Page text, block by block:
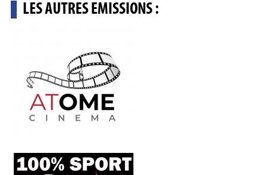
LES AUTRES EMISSIONS :